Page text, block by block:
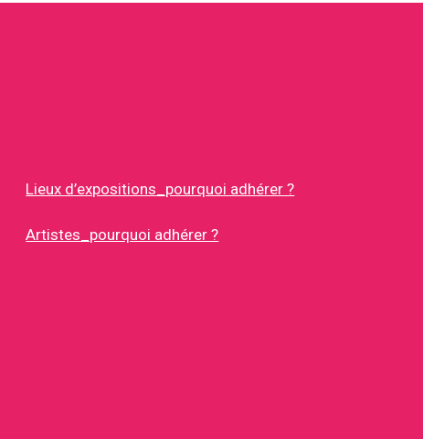
Lieux d’expositions_pourquoi adhérer ?
Artistes_pourquoi adhérer ?